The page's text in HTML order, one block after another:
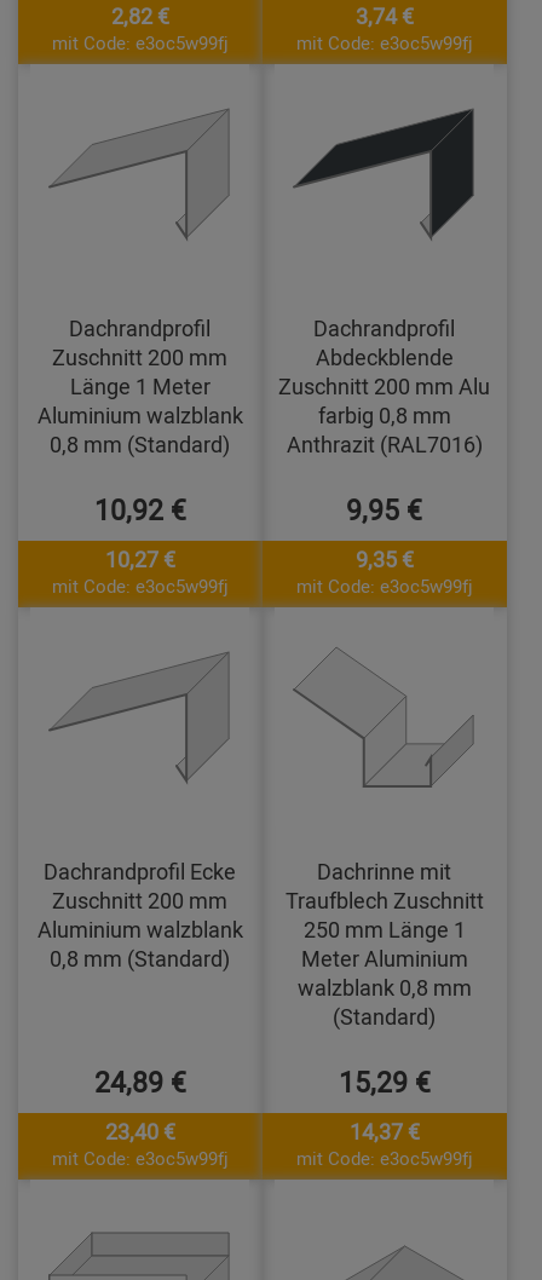
2,82 €
mit Code: e3oc5w99fj
3,74 €
mit Code: e3oc5w99fj
Dachrandprofil
Zuschnitt 200 mm
Länge 1 Meter
Aluminium walzblank
0,8 mm (Standard)
10,92 €
10,27 €
mit Code: e3oc5w99fj
Dachrandprofil
Abdeckblende
Zuschnitt 200 mm Alu
farbig 0,8 mm
Anthrazit (RAL7016)
9,95 €
9,35 €
mit Code: e3oc5w99fj
Dachrandprofil Ecke
Zuschnitt 200 mm
Aluminium walzblank
0,8 mm (Standard)
24,89 €
23,40 €
mit Code: e3oc5w99fj
Dachrinne mit
Traufblech Zuschnitt
250 mm Länge 1
Meter Aluminium
walzblank 0,8 mm
(Standard)
15,29 €
14,37 €
mit Code: e3oc5w99fj